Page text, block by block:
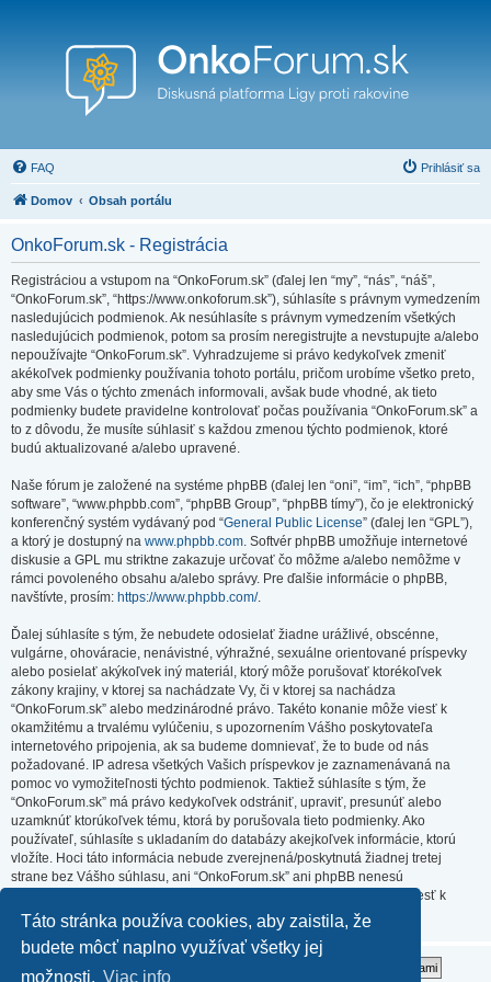
Táto stránka používa cookies, aby zaistila, že
budete môcť naplno využívať všetky jej
možnosti. Viac info
FAQ Prihlásiť sa
Domov Obsah portálu
OnkoForum.sk - Registrácia
Registráciou a vstupom na “OnkoForum.sk” (ďalej len “my”, “nás”, “náš”,
“OnkoForum.sk”, “https://www.onkoforum.sk”), súhlasíte s právnym vymedzením
nasledujúcich podmienok. Ak nesúhlasíte s právnym vymedzením všetkých
nasledujúcich podmienok, potom sa prosím neregistrujte a nevstupujte a/alebo
nepoužívajte “OnkoForum.sk”. Vyhradzujeme si právo kedykoľvek zmeniť
akékoľvek podmienky používania tohoto portálu, pričom urobíme všetko preto,
aby sme Vás o týchto zmenách informovali, avšak bude vhodné, ak tieto
podmienky budete pravidelne kontrolovať počas používania “OnkoForum.sk” a
to z dôvodu, že musíte súhlasiť s každou zmenou týchto podmienok, ktoré
budú aktualizované a/alebo upravené.
Naše fórum je založené na systéme phpBB (ďalej len “oni”, “im”, “ich”, “phpBB
software”, “www.phpbb.com”, “phpBB Group”, “phpBB tímy”), čo je elektronický
konferenčný systém vydávaný pod “General Public License” (ďalej len “GPL”),
a ktorý je dostupný na www.phpbb.com. Softvér phpBB umožňuje internetové
diskusie a GPL mu striktne zakazuje určovať čo môžme a/alebo nemôžme v
rámci povoleného obsahu a/alebo správy. Pre ďalšie informácie o phpBB,
navštívte, prosím: https://www.phpbb.com/.
Ďalej súhlasíte s tým, že nebudete odosielať žiadne urážlivé, obscénne,
vulgárne, ohováracie, nenávistné, výhražné, sexuálne orientované príspevky
alebo posielať akýkoľvek iný materiál, ktorý môže porušovať ktorékoľvek
zákony krajiny, v ktorej sa nachádzate Vy, či v ktorej sa nachádza
“OnkoForum.sk” alebo medzinárodné právo. Takéto konanie môže viesť k
okamžitému a trvalému vylúčeniu, s upozornením Vášho poskytovateľa
internetového pripojenia, ak sa budeme domnievať, že to bude od nás
požadované. IP adresa všetkých Vašich príspevkov je zaznamenávaná na
pomoc vo vymožiteľnosti týchto podmienok. Taktiež súhlasíte s tým, že
“OnkoForum.sk” má právo kedykoľvek odstrániť, upraviť, presunúť alebo
uzamknúť ktorúkoľvek tému, ktorá by porušovala tieto podmienky. Ako
používateľ, súhlasíte s ukladaním do databázy akejkoľvek informácie, ktorú
vložíte. Hoci táto informácia nebude zverejnená/poskytnutá žiadnej tretej
strane bez Vášho súhlasu, ani “OnkoForum.sk” ani phpBB nenesú
zodpovednosť za akýkoľvek pokus o prienik (hacking), ktorý môže viesť k
zneužitiu týchto údajov.